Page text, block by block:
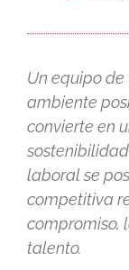
Un equipo
ambiente
convierte en
laboral se
competitiva
compromiso,
talento.